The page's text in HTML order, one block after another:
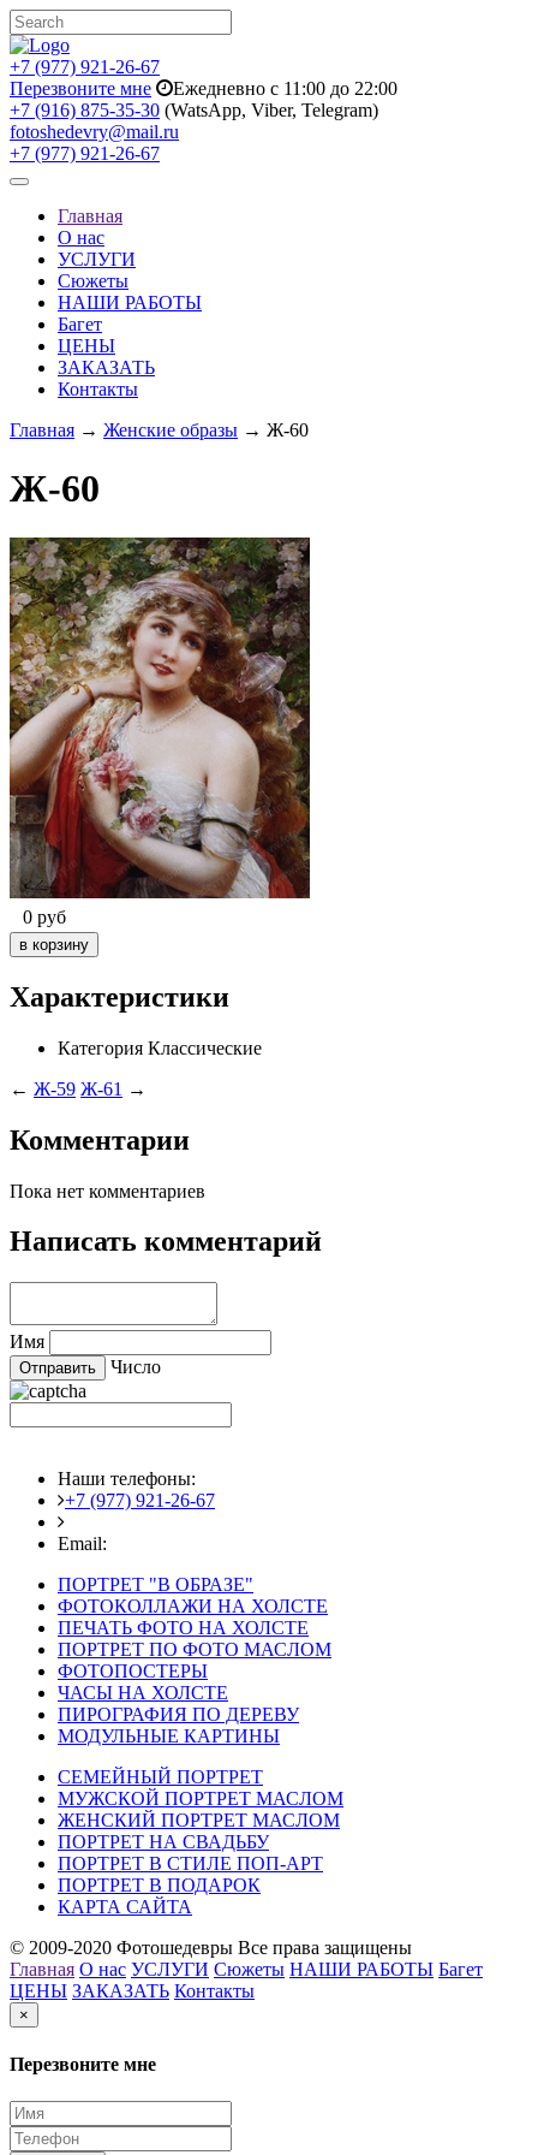
+7 (977) 921-26-67
Перезвоните мне
Ежедневно с 11:00 до 22:00
+7 (916) 875-35-30 (WatsApp, Viber, Telegram)
fotoshedevry@mail.ru
+7 (977) 921-26-67
Toggle
navigationГлавная
О нас
УСЛУГИ
Сюжеты
НАШИ РАБОТЫ
Багет
ЦЕНЫ
ЗАКАЗАТЬ
Контакты
Главная → Женские образы → Ж-60
Ж-60
0 руб
Характеристики
Категория Классические
← Ж-59 Ж-61 →
Комментарии
Пока нет комментариев
Написать комментарий
Имя
Число
Наши телефоны:
+7 (977) 921-26-67
Email:
ПОРТРЕТ "В ОБРАЗЕ"
ФОТОКОЛЛАЖИ НА ХОЛСТЕ
ПЕЧАТЬ ФОТО НА ХОЛСТЕ
ПОРТРЕТ ПО ФОТО МАСЛОМ
ФОТОПОСТЕРЫ
ЧАСЫ НА ХОЛСТЕ
ПИРОГРАФИЯ ПО ДЕРЕВУ
МОДУЛЬНЫЕ КАРТИНЫ
СЕМЕЙНЫЙ ПОРТРЕТ
МУЖСКОЙ ПОРТРЕТ МАСЛОМ
ЖЕНСКИЙ ПОРТРЕТ МАСЛОМ
ПОРТРЕТ НА СВАДЬБУ
ПОРТРЕТ В СТИЛЕ ПОП-АРТ
ПОРТРЕТ В ПОДАРОК
КАРТА САЙТА
© 2009-2020 Фотошедевры Все права защищены
Главная О нас УСЛУГИ Сюжеты НАШИ РАБОТЫ Багет
ЦЕНЫ ЗАКАЗАТЬ Контакты
×
Перезвоните мне